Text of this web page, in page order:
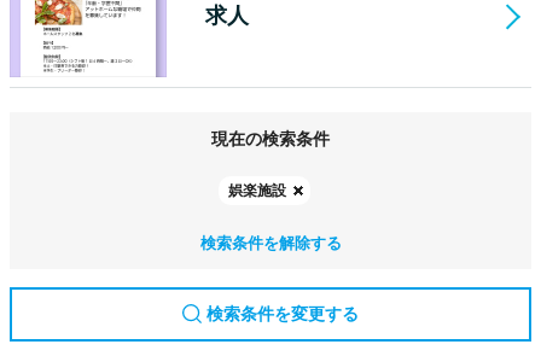
求人
現在の検索条件
娯楽施設
検索条件を解除する
検索条件を変更する